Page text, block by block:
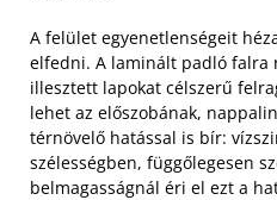
A felület egyenetlenségeit
elfedni. A laminált padló falra
illesztett lapokat célszerű
lehet az előszobának,
térnövelő hatással is bír:
szélességben, függőlegesen
belmagasságnál éri el ezt a